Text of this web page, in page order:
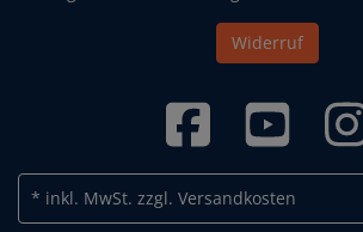
Widerruf
* inkl. MwSt. zzgl. Versandkosten